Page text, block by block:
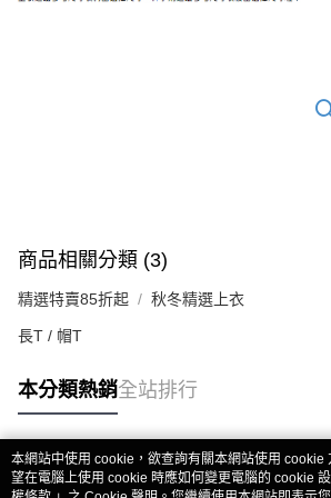
商品相關分類 (3)
精選特賣85折起 秋冬精選上衣
長T / 帽T
本分類熱銷全站排行
熱門標籤
本網站中使用 cookie，欲查詢有關本網站使用 cookie
望在電腦上使用 cookie 時應如何變更電腦的 cookie